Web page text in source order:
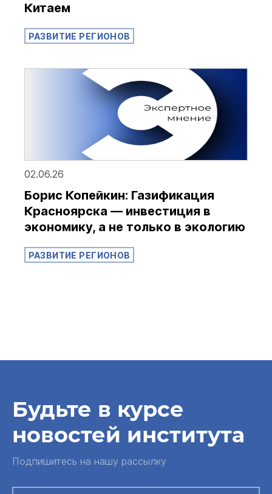
Китаем
РАЗВИТИЕ РЕГИОНОВ
02.06.26
Борис Копейкин: Газификация
Красноярска — инвестиция в
экономику, а не только в экологию
РАЗВИТИЕ РЕГИОНОВ
Будьте в курсе
новостей института
Подпишитесь на нашу рассылку